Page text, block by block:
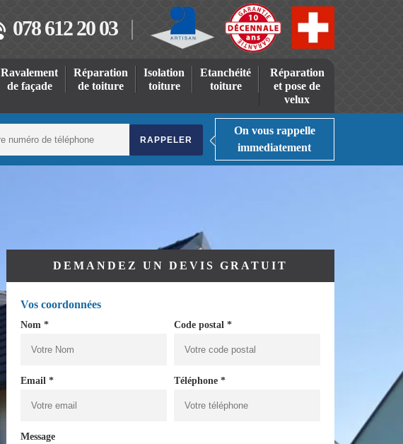
078 612 20 03
Ravalement
de façade
Réparation
de toiture
Isolation
toiture
Etanchéité
toiture
Réparation
et pose de
velux
On vous rappelle
immediatement
DEMANDEZ UN DEVIS GRATUIT
Vos coordonnées
Nom * Code postal *
Email * Téléphone *
Message